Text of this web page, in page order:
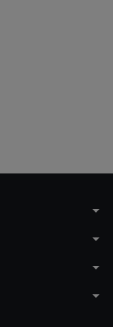
arrow_drop_down
arrow_drop_down
arrow_drop_down
arrow_drop_down